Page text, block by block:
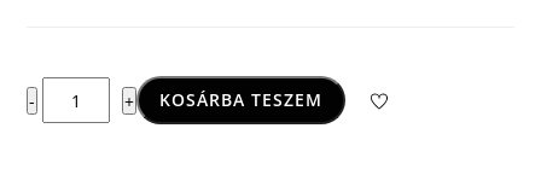
-
fali
+ KOSÁRBA TESZEM